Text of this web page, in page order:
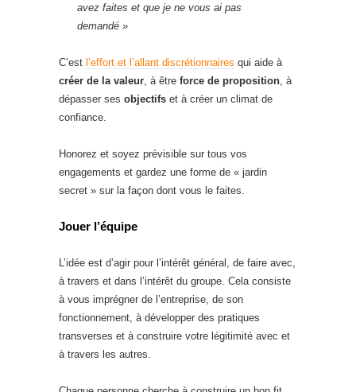
avez faites et que je ne vous ai pas
demandé »
C’est l’effort et l’allant discrétionnaires qui aide à
créer de la valeur , à être force de proposition , à
dépasser ses objectifs et à créer un climat de
confiance.
Honorez et soyez prévisible sur tous vos
engagements et gardez une forme de « jardin
secret » sur la façon dont vous le faites.
Jouer l’équipe
L’idée est d’agir pour l’intérêt général, de faire avec,
à travers et dans l’intérêt du groupe. Cela consiste
à vous imprégner de l’entreprise, de son
fonctionnement, à développer des pratiques
transverses et à construire votre légitimité avec et
à travers les autres.